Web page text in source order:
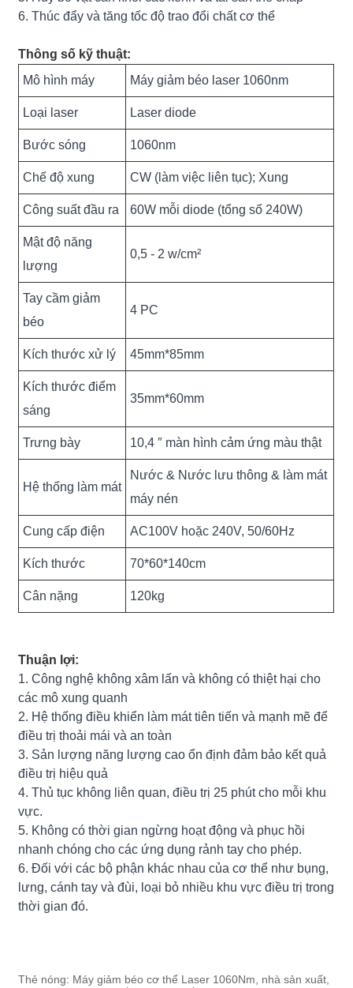
6. Thúc đẩy và tăng tốc độ trao đổi chất cơ thể
Thông số kỹ thuật:
Mô hình máy
Máy giảm béo laser 1060nm
Loại laser Laser diode
Bước sóng 1060nm
Chế độ xung CW (làm việc liên tục); Xung
Công suất đầu ra 60W mỗi diode (tổng số 240W)
Mật độ năng
lượng
0,5 - 2 w/cm²
Tay cầm giảm
béo
4 PC
Kích thước xử lý 45mm*85mm
Kích thước điểm
sáng
35mm*60mm
Trưng bày 10,4 ″ màn hình cảm ứng màu thật
Hệ thống làm mát
Nước & Nước lưu thông & làm mát
máy nén
Cung cấp điện AC100V hoặc 240V, 50/60Hz
Kích thước 70*60*140cm
Cân nặng 120kg
Thuận lợi:
1. Công nghệ không xâm lấn và không có thiệt hại cho
các mô xung quanh
2. Hệ thống điều khiển làm mát tiên tiến và mạnh mẽ để
điều trị thoải mái và an toàn
3. Sản lượng năng lượng cao ổn định đảm bảo kết quả
điều trị hiệu quả
4. Thủ tục không liên quan, điều trị 25 phút cho mỗi khu
vực.
5. Không có thời gian ngừng hoạt động và phục hồi
nhanh chóng cho các ứng dụng rảnh tay cho phép.
6. Đối với các bộ phận khác nhau của cơ thể như bụng,
lưng, cánh tay và đùi, loại bỏ nhiều khu vực điều trị trong
thời gian đó.
Thẻ nóng: Máy giảm béo cơ thể Laser 1060Nm, nhà sản xuất,